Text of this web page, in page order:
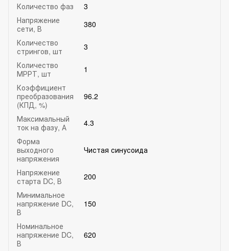
Количество фаз
3
Напряжение
сети, В
380
Количество
стрингов, шт
3
Количество
МРРТ, шт
1
Коэффициент
преобразования
(КПД, %)
96.2
Максимальный
ток на фазу, А
4.3
Форма
выходного
напряжения
Чистая синусоида
Напряжение
старта DC, В
200
Минимальное
напряжение DC,
В
150
Номинальное
напряжение DC,
В
620